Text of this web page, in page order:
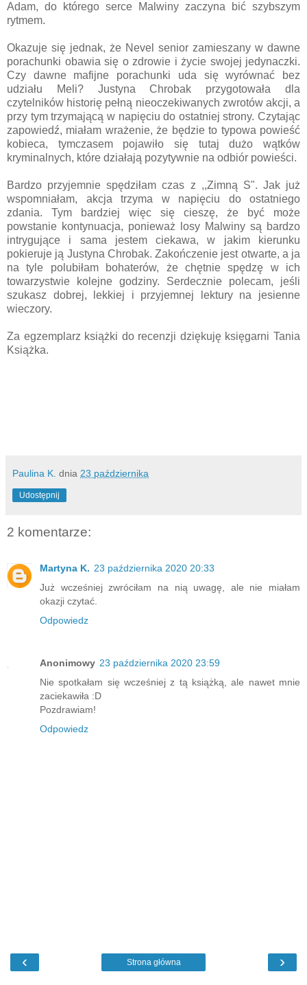
Adam, do którego serce Malwiny zaczyna bić szybszym
rytmem.
Okazuje się jednak, że Nevel senior zamieszany w dawne
porachunki obawia się o zdrowie i życie swojej jedynaczki.
Czy dawne mafijne porachunki uda się wyrównać bez
udziału Meli? Justyna Chrobak przygotowała dla
czytelników historię pełną nieoczekiwanych zwrotów akcji, a
przy tym trzymającą w napięciu do ostatniej strony. Czytając
zapowiedź, miałam wrażenie, że będzie to typowa powieść
kobieca, tymczasem pojawiło się tutaj dużo wątków
kryminalnych, które działają pozytywnie na odbiór powieści.
Bardzo przyjemnie spędziłam czas z ,,Zimną S". Jak już
wspomniałam, akcja trzyma w napięciu do ostatniego
zdania. Tym bardziej więc się cieszę, że być może
powstanie kontynuacja, ponieważ losy Malwiny są bardzo
intrygujące i sama jestem ciekawa, w jakim kierunku
pokieruje ją Justyna Chrobak. Zakończenie jest otwarte, a ja
na tyle polubiłam bohaterów, że chętnie spędzę w ich
towarzystwie kolejne godziny. Serdecznie polecam, jeśli
szukasz dobrej, lekkiej i przyjemnej lektury na jesienne
wieczory.
Za egzemplarz książki do recenzji dziękuję księgarni Tania
Książka.
Paulina K. dnia 23 października
Udostępnij
2 komentarze:
Martyna K. 23 października 2020 20:33
Już wcześniej zwróciłam na nią uwagę, ale nie miałam
okazji czytać.
Odpowiedz
Anonimowy 23 października 2020 23:59
Nie spotkałam się wcześniej z tą książką, ale nawet mnie
zaciekawiła :D
Pozdrawiam!
Odpowiedz
‹ ›
Strona główna